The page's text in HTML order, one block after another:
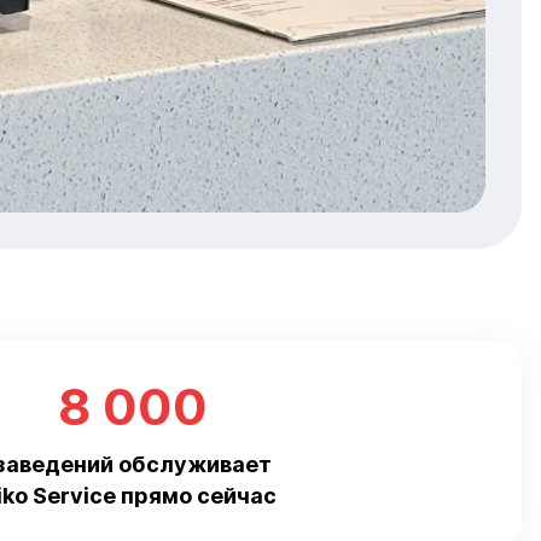
8 000
обслуживает
Service прямо сейчас